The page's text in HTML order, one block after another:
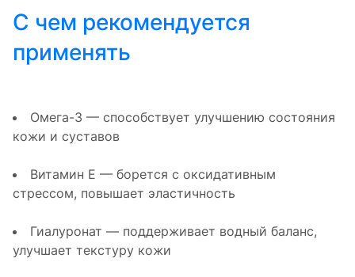
С чем рекомендуется
применять
Омега-3 — способствует улучшению состояния
кожи и суставов
Витамин E — борется с оксидативным
стрессом, повышает эластичность
Гиалуронат — поддерживает водный баланс,
улучшает текстуру кожи